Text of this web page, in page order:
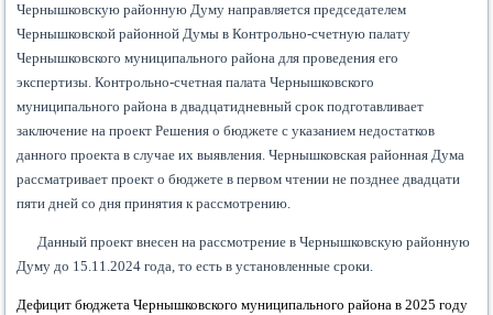
Чернышковскую районную Думу направляется председателем
Чернышковской районной Думы в Контрольно-счетную палату
Чернышковского муниципального района для проведения его
экспертизы. Контрольно-счетная палата Чернышковского
муниципального района в двадцатидневный срок подготавливает
заключение на проект Решения о бюджете с указанием недостатков
данного проекта в случае их выявления. Чернышковская районная Дума
рассматривает проект о бюджете в первом чтении не позднее двадцати
пяти дней со дня принятия к рассмотрению.
Данный проект внесен на рассмотрение в Чернышковскую районную
Думу до 15.11.2024 года, то есть в установленные сроки.
Дефицит бюджета Чернышковского муниципального района в 2025 году